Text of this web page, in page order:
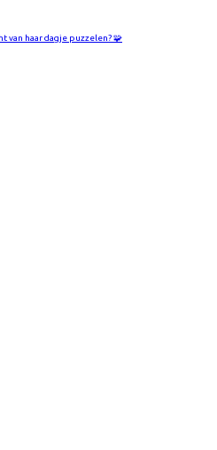
van haar dagje puzzelen? 🧩